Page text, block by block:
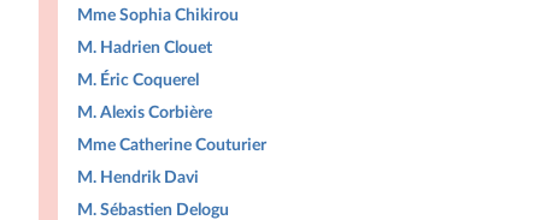
Mme Sophia Chikirou
M. Hadrien Clouet
M. Éric Coquerel
M. Alexis Corbière
Mme Catherine Couturier
M. Hendrik Davi
M. Sébastien Delogu